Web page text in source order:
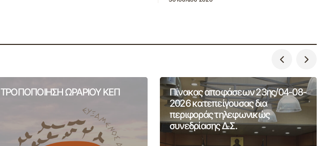
ΤΡΟΠΟΠΟΙΗΣΗ ΩΡΑΡΙΟΥ ΚΕΠ
Πίνακας αποφάσεων 23ης/04-08-
2026 κατεπείγουσας δια
περιφοράς τηλεφωνικώς
συνεδρίασης Δ.Σ.